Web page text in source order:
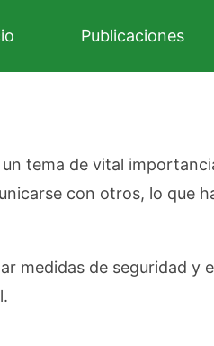
Publicaciones
tema de vital
con otros, lo que
medidas de seguridad y